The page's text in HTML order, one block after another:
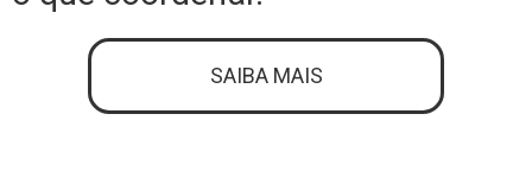
SAIBA MAIS